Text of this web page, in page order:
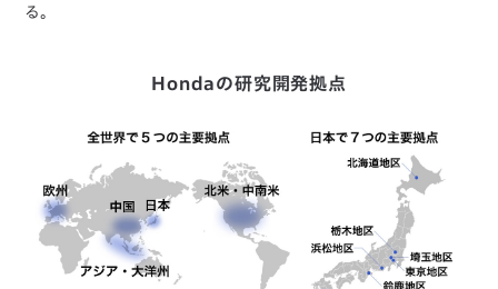
る。
Hondaの研究開発拠点